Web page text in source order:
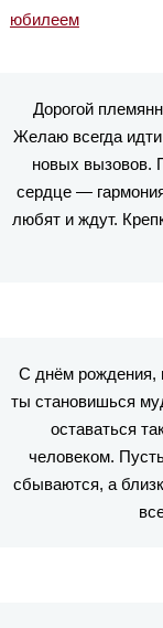
юбилеем
Дорогой
Желаю всегда
новых вызовов.
сердце —
любят и ждут.
С днём рождения,
ты становишься
оставаться
человеком.
сбываются, а